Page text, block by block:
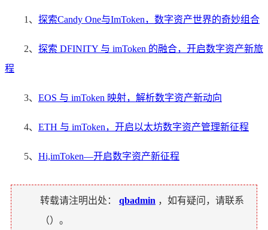
1、 探索Candy One与ImToken，数字资产世界的奇妙组合
2、 探索 DFINITY 与 imToken 的融合，开启数字资产新旅
程
3、 EOS 与 imToken 映射，解析数字资产新动向
4、 ETH 与 imToken，开启以太坊数字资产管理新征程
5、 Hi,imToken—开启数字资产新征程
转载请注明出处： qbadmin ，如有疑问，请联系
（）。